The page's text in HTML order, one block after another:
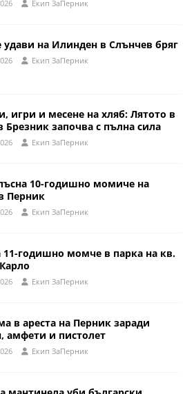
Eкип ЗаПерник
на Илинден в Слънчев бряг
Eкип ЗаПерник
игри и месене на хляб: Лятото в
Брезник започва с пълна сила
Eкип ЗаПерник
10-годишно момиче на
Перник
Eкип ЗаПерник
11-годишно момче в парка на кв.
Eкип ЗаПерник
в ареста на Перник заради
амфети и пистолет
Eкип ЗаПерник